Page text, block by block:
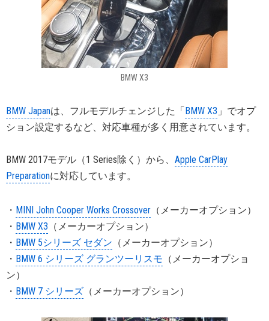
BMW X3
BMW Japanは、フルモデルチェンジした「BMW X3 」でオプ
ション設定するなど、対応車種が多く用意されています。
BMW 2017モデル（1 Series除く）から、 Apple CarPlay
Preparationに対応しています。
・ MINI John Cooper Works Crossover （メーカーオプション）
・ BMW X3 （メーカーオプション）
・ BMW 5シリーズ セダン （メーカーオプション）
・ BMW 6 シリーズ グランツーリスモ （メーカーオプショ
ン）
・ BMW 7 シリーズ （メーカーオプション）